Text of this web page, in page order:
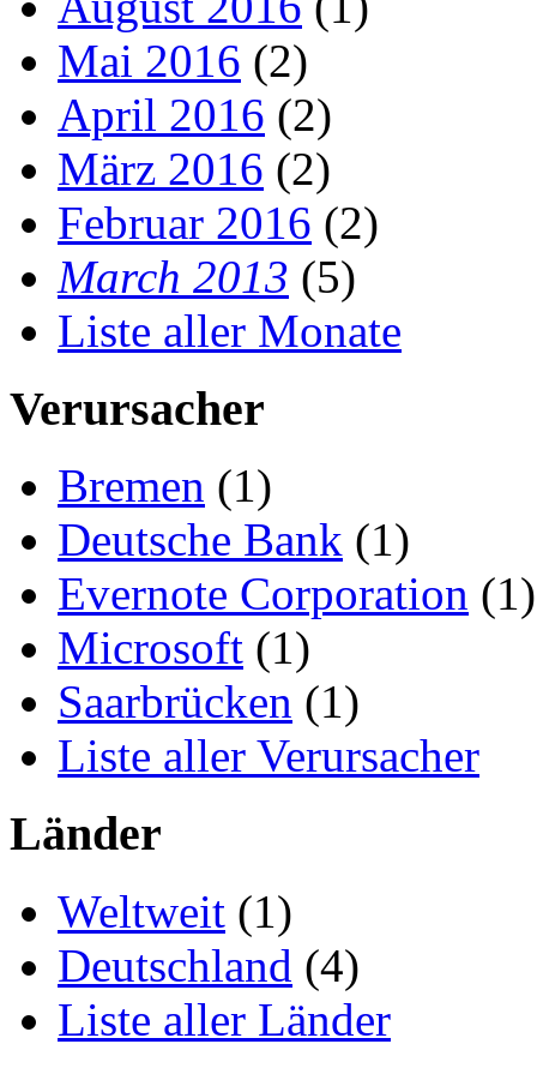
Mai 2016 (2)
April 2016 (2)
März 2016 (2)
Februar 2016 (2)
March 2013 (5)
Liste aller Monate
Verursacher
Bremen (1)
Deutsche Bank (1)
Evernote Corporation (1)
Microsoft (1)
Saarbrücken (1)
Liste aller Verursacher
Länder
Weltweit (1)
Deutschland (4)
Liste aller Länder